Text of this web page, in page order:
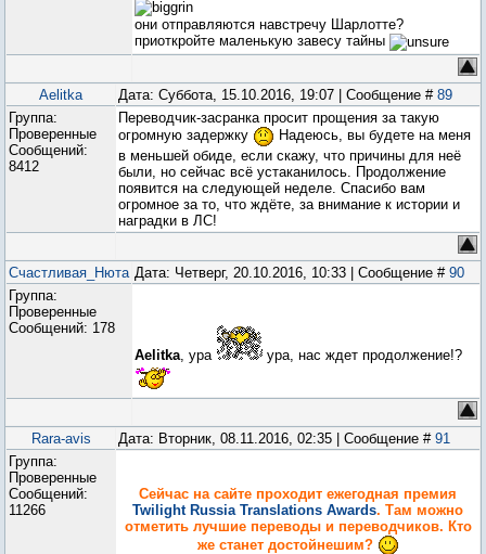
они отправляются навстречу Шарлотте?
приоткройте маленькую завесу тайны
Aelitka Дата: Суббота, 15.10.2016, 19:07 | Сообщение # 89
Группа:
Проверенные
Сообщений:
8412
Переводчик-засранка просит прощения за такую
огромную задержку
Надеюсь, вы будете на меня
в меньшей обиде, если скажу, что причины для неё
были, но сейчас всё устаканилось. Продолжение
появится на следующей неделе. Спасибо вам
огромное за то, что ждёте, за внимание к истории и
наградки в ЛС!
Счастливая_Нюта Дата: Четверг, 20.10.2016, 10:33 | Сообщение # 90
Группа:
Проверенные
Сообщений: 178
Aelitka, ура ура, нас ждет продолжение!?
Rara-avis Дата: Вторник, 08.11.2016, 02:35 | Сообщение # 91
Группа:
Проверенные
Сообщений:
11266
Сейчас на сайте проходит ежегодная премия
Twilight Russia Translations Awards. Там можно
отметить лучшие переводы и переводчиков. Кто
же станет достойнешим?